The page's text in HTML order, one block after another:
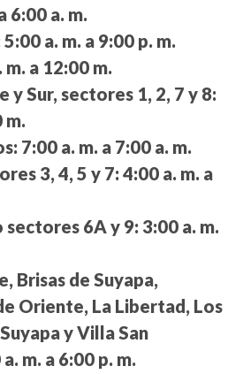
6:00 a. m.
5:00 a. m. a 9:00 p. m.
m. a 12:00 m.
Sur, sectores 1, 2, 7 y 8:
m.
7:00 a. m. a 7:00 a. m.
3, 4, 5 y 7: 4:00 a. m. a
sectores 6A y 9: 3:00 a. m.
Brisas de Suyapa,
Oriente, La Libertad, Los
y Villa San
m. a 6:00 p. m.